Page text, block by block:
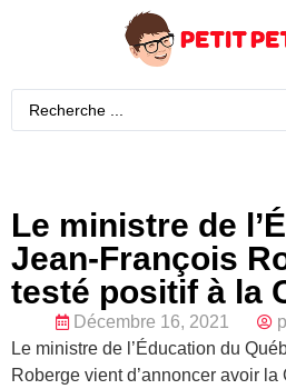
Le ministre de
Jean-François
testé positif à la
Décembre 16, 2021
Le ministre de l’Éducation du
Roberge vient d’annoncer avoir la